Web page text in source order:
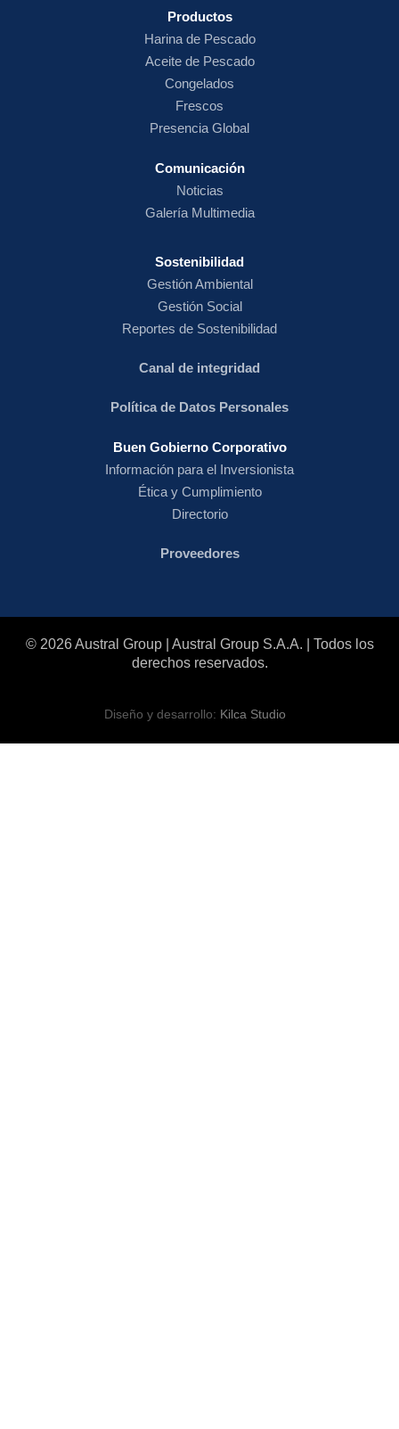
Productos
Harina de Pescado
Aceite de Pescado
Congelados
Frescos
Presencia Global
Comunicación
Noticias
Galería Multimedia
Sostenibilidad
Gestión Ambiental
Gestión Social
Reportes de Sostenibilidad
Canal de integridad
Política de Datos Personales
Buen Gobierno Corporativo
Información para el Inversionista
Ética y Cumplimiento
Directorio
Proveedores
© 2026 Austral Group | Austral Group S.A.A. | Todos los
derechos reservados.
Diseño y desarrollo: Kilca Studio